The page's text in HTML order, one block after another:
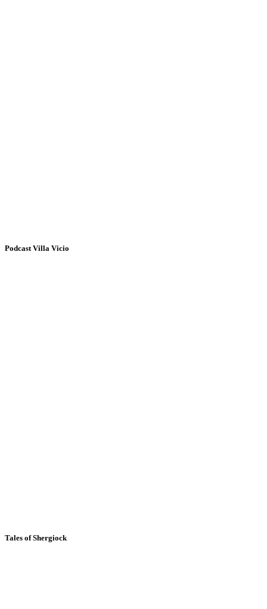
Podcast Villa Vicio
Tales of Shergiock